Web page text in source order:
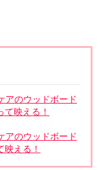
アのウッドボード
映える！
アのウッドボード
える！